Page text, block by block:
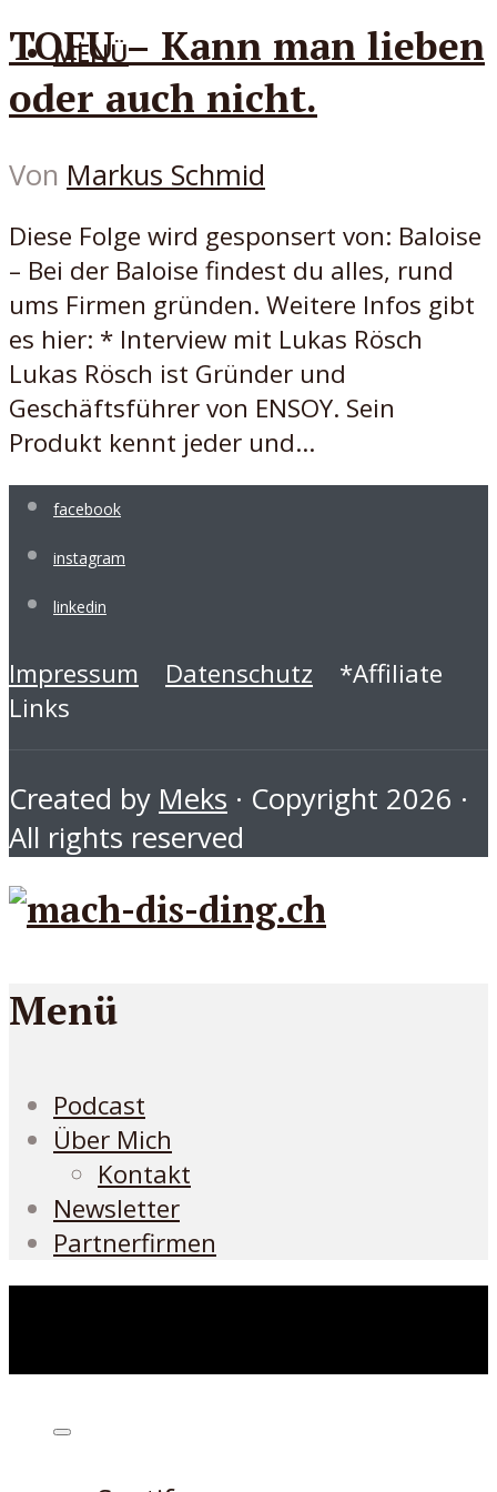
MENÜ
TOFU – Kann man lieben
oder auch nicht.
Von Markus Schmid
Diese Folge wird gesponsert von: Baloise
– Bei der Baloise findest du alles, rund
ums Firmen gründen. Weitere Infos gibt
es hier: * Interview mit Lukas Rösch
Lukas Rösch ist Gründer und
Geschäftsführer von ENSOY. Sein
Produkt kennt jeder und...
facebook
instagram
linkedin
Impressum Datenschutz *Affiliate
Links
Created by Meks · Copyright 2026 ·
All rights reserved
Menü
Podcast
Über Mich
Kontakt
Newsletter
Partnerfirmen